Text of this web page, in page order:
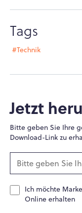
Tags
#Technik
Jetzt
Bitte geben Sie Ihre
Download-Link zu
Ich möchte
Online erhalten